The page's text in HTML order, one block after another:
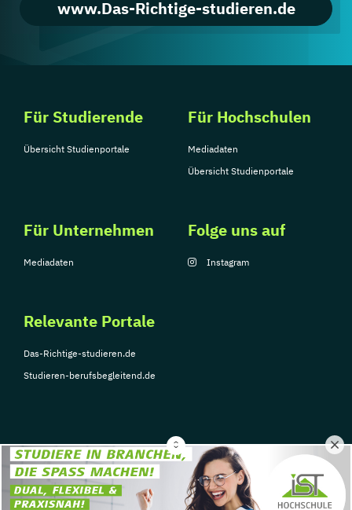
www.Das-Richtige-studieren.de
Für Studierende
Übersicht Studienportale
Für Hochschulen
Mediadaten
Übersicht Studienportale
Für Unternehmen
Mediadaten
Relevante Portale
Das-Richtige-studieren.de
Studieren-berufsbegleitend.de
Folge uns auf
Instagram
© Copyright 2026, TarGroup Media GmbH
Impressum
Über Datenschutzerklärung Nutzungsbedingungen